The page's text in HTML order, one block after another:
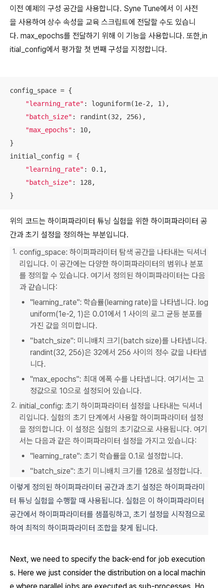
이전 예제의 구성 공간을 사용합니다. Syne Tune에서 이 사전
을 사용하여 상수 속성을 교육 스크립트에 전달할 수도 있습니
다. max_epochs를 전달하기 위해 이 기능을 사용합니다. 또한,in
itial_config에서 평가할 첫 번째 구성을 지정합니다.
config_space = {
"learning_rate" : loguniform(1e-2, 1),
"batch_size" : randint(32, 256),
"max_epochs" : 10,
}
initial_config = {
"learning_rate" : 0.1,
"batch_size" : 128,
}
위의 코드는 하이퍼파라미터 튜닝 실험을 위한 하이퍼파라미터 공
간과 초기 설정을 정의하는 부분입니다.
config_space: 하이퍼파라미터 탐색 공간을 나타내는 딕셔너
리입니다. 이 공간에는 다양한 하이퍼파라미터의 범위나 분포
를 정의할 수 있습니다. 여기서 정의된 하이퍼파라미터는 다음
과 같습니다:
"learning_rate": 학습률(learning rate)을 나타냅니다. log
uniform(1e-2, 1)은 0.01에서 1 사이의 로그 균등 분포를
가진 값을 의미합니다.
"batch_size": 미니배치 크기(batch size)를 나타냅니다.
randint(32, 256)은 32에서 256 사이의 정수 값을 나타냅
니다.
"max_epochs": 최대 에폭 수를 나타냅니다. 여기서는 고
정값으로 10으로 설정되어 있습니다.
initial_config: 초기 하이퍼파라미터 설정을 나타내는 딕셔너
리입니다. 실험의 초기 단계에서 사용할 하이퍼파라미터 설정
을 정의합니다. 이 설정은 실험의 초기값으로 사용됩니다. 여기
서는 다음과 같은 하이퍼파라미터 설정을 가지고 있습니다:
"learning_rate": 초기 학습률을 0.1로 설정합니다.
"batch_size": 초기 미니배치 크기를 128로 설정합니다.
이렇게 정의된 하이퍼파라미터 공간과 초기 설정은 하이퍼파라미
터 튜닝 실험을 수행할 때 사용됩니다. 실험은 이 하이퍼파라미터
공간에서 하이퍼파라미터를 샘플링하고, 초기 설정을 시작점으로
하여 최적의 하이퍼파라미터 조합을 찾게 됩니다.
Next, we need to specify the back-end for job execution
s. Here we just consider the distribution on a local machin